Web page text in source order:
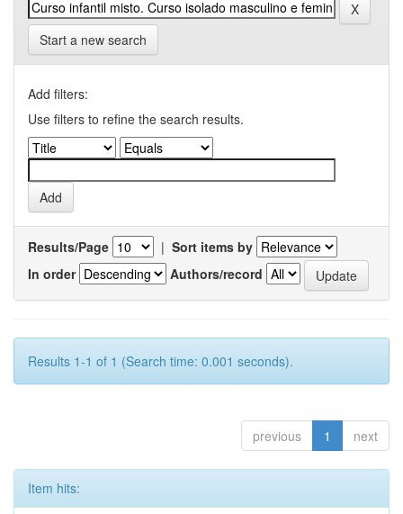
Start a new search
Add filters:
Use filters to refine the search results.
Results/Page | Sort items by
In order
Authors/record
Results 1-1 of 1 (Search time: 0.001 seconds).
previous 1 next
Item hits: